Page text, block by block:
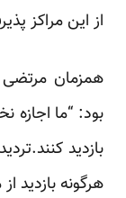
از این مراکز
همزمان
بود: “ما اجازه
بازدید
هرگونه بازدید